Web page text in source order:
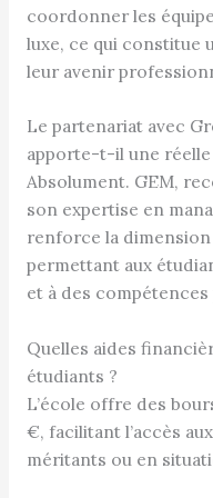
coordonner les
luxe, ce qui constitue
leur avenir
Le partenariat avec
apporte-t-il une réelle
Absolument. GEM,
son expertise en
renforce la
permettant aux
et à des
Quelles aides
étudiants ?
L’école offre des
€, facilitant l’accès
méritants ou en